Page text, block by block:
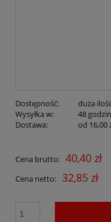
Dostępność:
duża
Wysyłka w:
48 godzin
Dostawa:
od 16,00
Cena nie zawiera
Cena brutto: 40,40 zł
Cena netto: 32,85 zł